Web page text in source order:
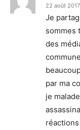
22 août
Je
sommes
des
par ma
je